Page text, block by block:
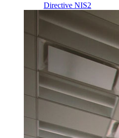
Directive NIS2